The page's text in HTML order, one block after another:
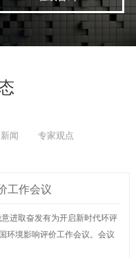
闻 专家观点
工作会议
进取奋发有为开启新时代环评
环境影响评价工作会议。会议